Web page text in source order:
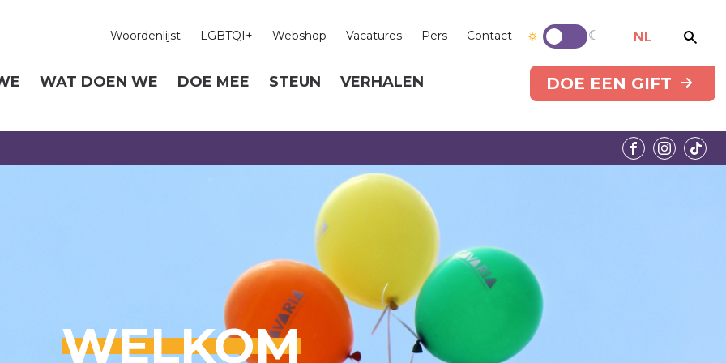
Woordenlijst LGBTQI+ Webshop Vacatures Pers Contact NL
WAT DOEN WE DOE MEE STEUN VERHALEN DOE EEN GIFT
WELKOM